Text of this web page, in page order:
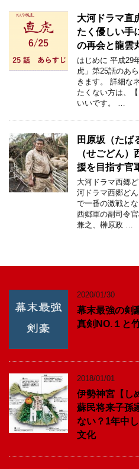
大河ドラマ
たく優しい手
の再会と龍雲
はじめに 平成29
虎」第25話のあ
きます。 詳細な
たくない方は、
いいです。 …
田原坂（たば
（せごどん
援を目指す官
大河ドラマ西郷
河ドラマ西郷ど
で一番の激戦と
西郷軍の副司令
兼之、榊原政 …
2020/01/30
幕末最強の剣
真剣NO.１と
2018/01/01
伊勢神宮【し
蘇民将来子孫
ない？1年中
文化